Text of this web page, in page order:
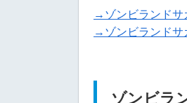
→ゾンビランドサ
→ゾンビランドサ
ゾンビラ